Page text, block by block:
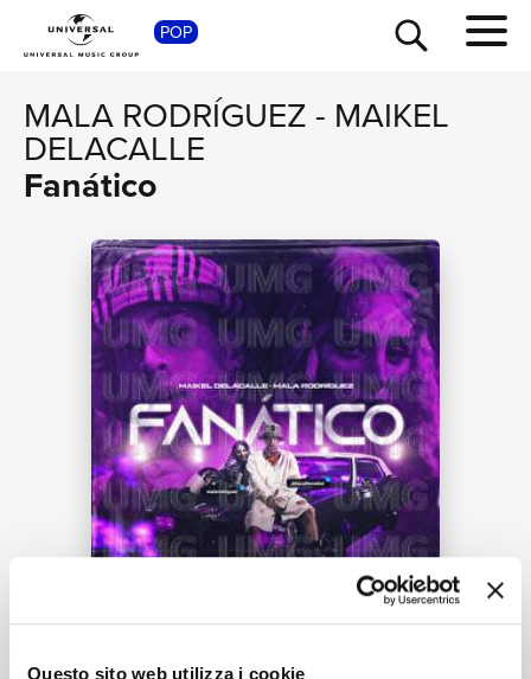
Questo sito web utilizza i cookie
POP
MALA RODRÍGUEZ - MAIKEL
DELACALLE
Fanático
Tracklist:
SHOP
TOUR
NEWS
RICERCA